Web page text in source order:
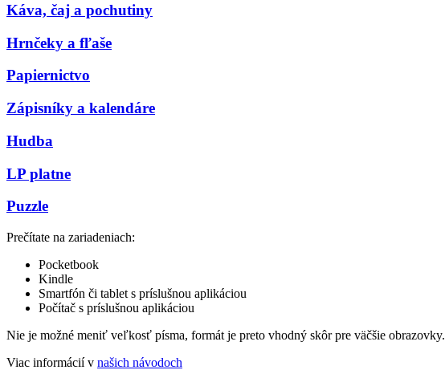
Káva, čaj a pochutiny
Hrnčeky a fľaše
Papiernictvo
Zápisníky a kalendáre
Hudba
LP platne
Puzzle
Prečítate na zariadeniach:
Pocketbook
Kindle
Smartfón či tablet s príslušnou aplikáciou
Počítač s príslušnou aplikáciou
Nie je možné meniť veľkosť písma, formát je preto vhodný skôr pre väčšie obrazovky.
Viac informácií v našich návodoch